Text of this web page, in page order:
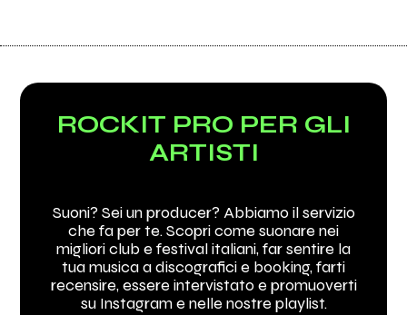
ROCKIT PRO PER GLI
ARTISTI
Suoni? Sei un producer? Abbiamo il servizio
che fa per te. Scopri come suonare nei
migliori club e festival italiani, far sentire la
tua musica a discografici e booking, farti
recensire, essere intervistato e promuoverti
su Instagram e nelle nostre playlist.